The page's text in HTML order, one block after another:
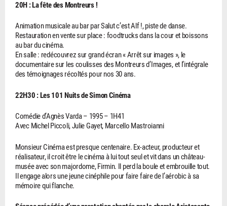
20H : La fête des Montreurs !
Animation musicale au bar par Salut c’est Alf !, piste de danse.
Restauration en vente sur place : foodtrucks dans la cour et boissons
au bar du cinéma.
En salle : redécouvrez sur grand écran « Arrêt sur images », le
documentaire sur les coulisses des Montreurs d’Images, et l’intégrale
des témoignages récoltés pour nos 30 ans.
22H30 : Les 101 Nuits de Simon Cinéma
Comédie d’Agnès Varda – 1995 – 1H41
Avec Michel Piccoli, Julie Gayet, Marcello Mastroianni
Monsieur Cinéma est presque centenaire. Ex-acteur, producteur et
réalisateur, il croit être le cinéma à lui tout seul et vit dans un château-
musée avec son majordome, Firmin. Il perd la boule et embrouille tout.
Il engage alors une jeune cinéphile pour faire faire de l’aérobic à sa
mémoire qui flanche.